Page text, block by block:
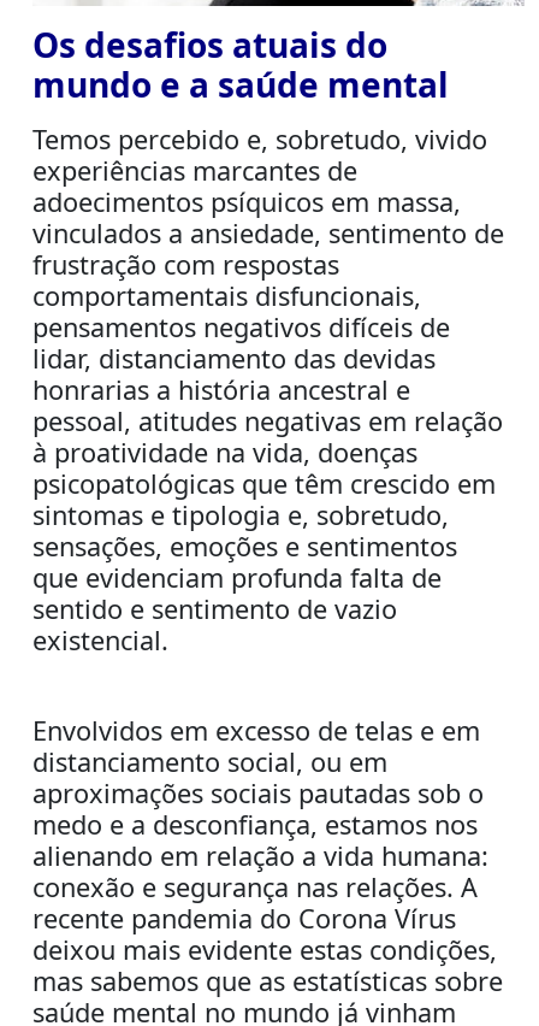
Os desafios atuais do
mundo e a saúde mental
Temos percebido e, sobretudo, vivido
experiências marcantes de
adoecimentos psíquicos em massa,
vinculados a ansiedade, sentimento de
frustração com respostas
comportamentais disfuncionais,
pensamentos negativos difíceis de
lidar, distanciamento das devidas
honrarias a história ancestral e
pessoal, atitudes negativas em relação
à proatividade na vida, doenças
psicopatológicas que têm crescido em
sintomas e tipologia e, sobretudo,
sensações, emoções e sentimentos
que evidenciam profunda falta de
sentido e sentimento de vazio
existencial.
Envolvidos em excesso de telas e em
distanciamento social, ou em
aproximações sociais pautadas sob o
medo e a desconfiança, estamos nos
alienando em relação a vida humana:
conexão e segurança nas relações. A
recente pandemia do Corona Vírus
deixou mais evidente estas condições,
mas sabemos que as estatísticas sobre
saúde mental no mundo já vinham